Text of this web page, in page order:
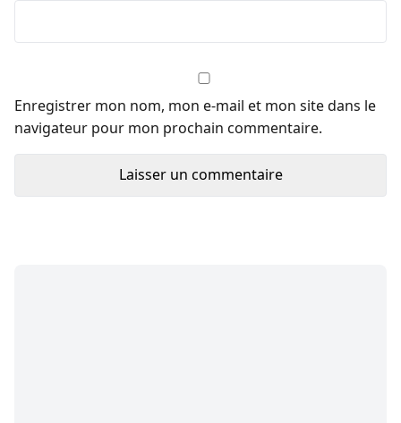
Enregistrer mon nom, mon e-mail et mon site dans le
navigateur pour mon prochain commentaire.